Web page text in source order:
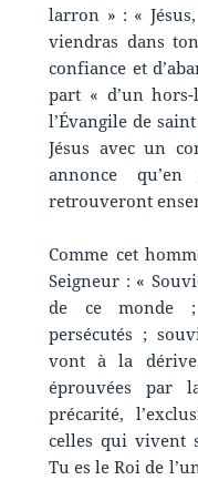
larron » : «
viendras dans
confiance et
part « d’un
l’Évangile de
Jésus avec un
annonce
retrouveront
Comme cet
Seigneur : «
de ce monde ;
persécutés ;
vont à la
éprouvées par
précarité,
celles qui vivent
Tu es le Roi de